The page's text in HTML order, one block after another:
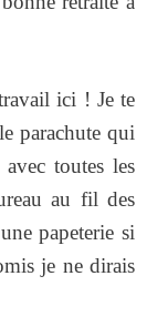
ici ! Je te
parachute qui
toutes les
au fil des
papeterie si
je ne dirais